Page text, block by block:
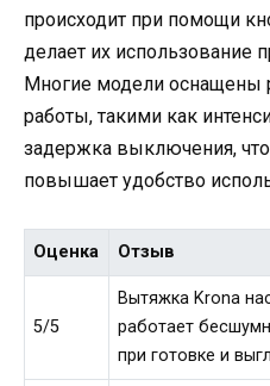
происходит при помощи
делает их использование
Многие модели
работы, такими как
задержка выключения,
повышает удобство
Оценка Отзыв
5/5
Вытяжка Krona
работает
при готовке и